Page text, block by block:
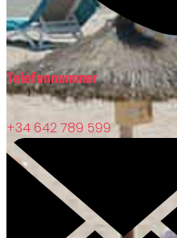
Telefonnummer
+34 642 789 599